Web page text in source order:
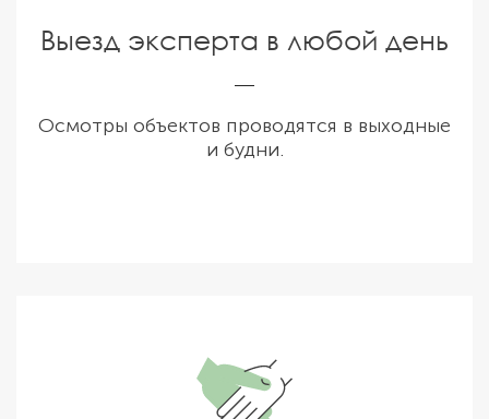
Выезд эксперта в любой день
Осмотры объектов проводятся в выходные
и будни.